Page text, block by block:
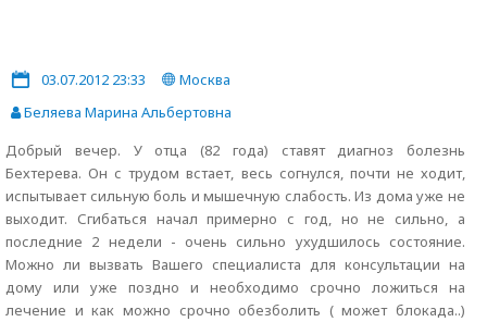
03.07.2012 23:33
Москва
Беляева Марина Альбертовна
Добрый вечер. У отца (82 года) ставят диагноз болезнь
Бехтерева. Он с трудом встает, весь согнулся, почти не ходит,
испытывает сильную боль и мышечную слабость. Из дома уже не
выходит. Сгибаться начал примерно с год, но не сильно, а
последние 2 недели - очень сильно ухудшилось состояние.
Можно ли вызвать Вашего специалиста для консультации на
дому или уже поздно и необходимо срочно ложиться на
лечение и как можно срочно обезболить ( может блокада..)